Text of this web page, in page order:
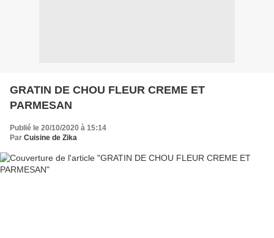
GRATIN DE CHOU FLEUR CREME ET
PARMESAN
Publié le 20/10/2020 à 15:14
Par Cuisine de Zika